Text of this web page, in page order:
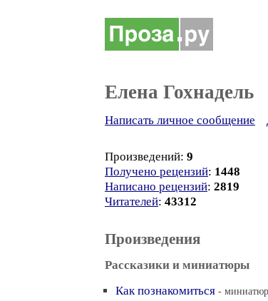
Елена Гохнадель
Написать личное сообщение
Произведений: 9
Получено рецензий: 1448
Написано рецензий: 2819
Читателей: 43312
Произведения
Рассказики и миниатюры
Как познакомиться -